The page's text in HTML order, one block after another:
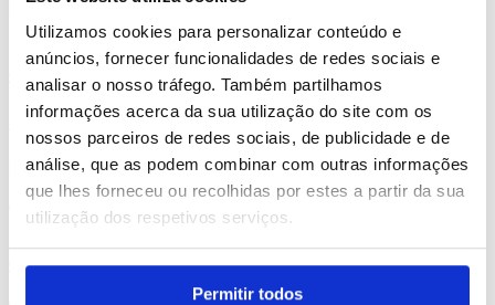
Utilizamos cookies para personalizar conteúdo e
anúncios, fornecer funcionalidades de redes sociais e
analisar o nosso tráfego. Também partilhamos
informações acerca da sua utilização do site com os
nossos parceiros de redes sociais, de publicidade e de
análise, que as podem combinar com outras informações
que lhes forneceu ou recolhidas por estes a partir da sua
utilização dos respetivos serviços.
Permitir todos
Comprar
Arnica
REF. BI-PS-93996
desde
Comprar